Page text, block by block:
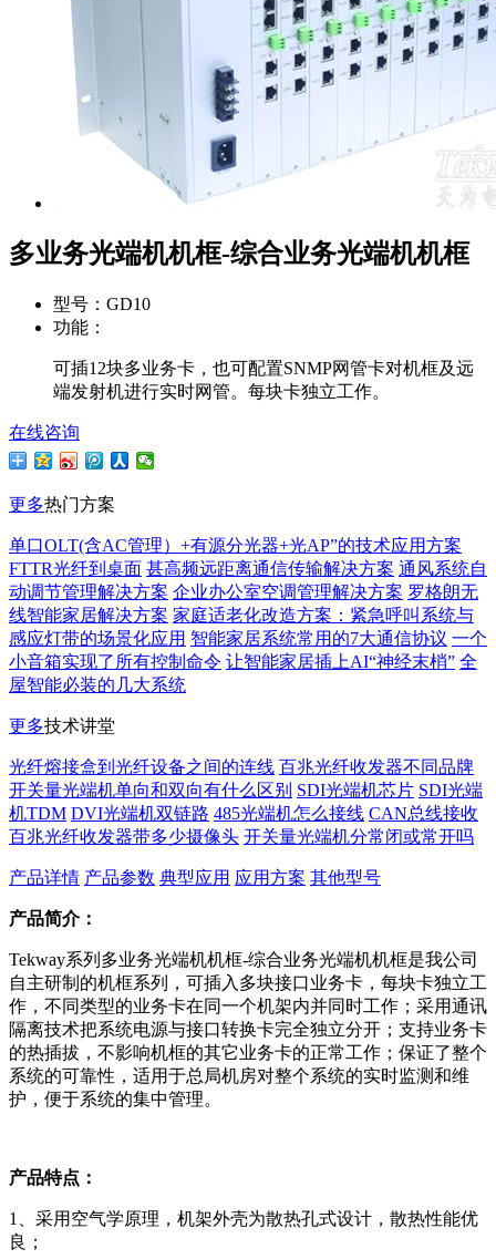
多业务光端机机框-综合业务光端机机框
型号： GD10
功能：
可插12块多业务卡，也可配置SNMP网管卡对机框及远
端发射机进行实时网管。每块卡独立工作。
在线咨询
更多热门方案
单口OLT(含AC管理）+有源分光器+光AP”的技术应用方案
FTTR光纤到桌面 甚高频远距离通信传输解决方案 通风系统自
动调节管理解决方案 企业办公室空调管理解决方案 罗格朗无
线智能家居解决方案 家庭适老化改造方案：紧急呼叫系统与
感应灯带的场景化应用 智能家居系统常用的7大通信协议 一个
小音箱实现了所有控制命令 让智能家居插上AI“神经末梢” 全
屋智能必装的几大系统
更多技术讲堂
光纤熔接盒到光纤设备之间的连线 百兆光纤收发器不同品牌
开关量光端机单向和双向有什么区别 SDI光端机芯片 SDI光端
机TDM DVI光端机双链路 485光端机怎么接线 CAN总线接收
百兆光纤收发器带多少摄像头 开关量光端机分常闭或常开吗
产品详情 产品参数 典型应用 应用方案 其他型号
产品简介：
Tekway系列多业务光端机机框-综合业务光端机机框是我公司
自主研制的机框系列，可插入多块接口业务卡，每块卡独立工
作，不同类型的业务卡在同一个机架内并同时工作；采用通讯
隔离技术把系统电源与接口转换卡完全独立分开；支持业务卡
的热插拔，不影响机框的其它业务卡的正常工作；保证了整个
系统的可靠性，适用于总局机房对整个系统的实时监测和维
护，便于系统的集中管理。
产品特点：
1、采用空气学原理，机架外壳为散热孔式设计，散热性能优
良；